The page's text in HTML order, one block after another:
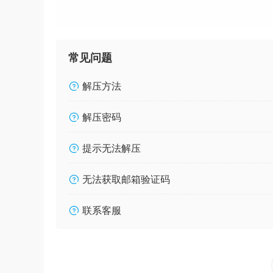
常见问题
解压方法
解压密码
提示无法解压
无法获取邮箱验证码
联系客服